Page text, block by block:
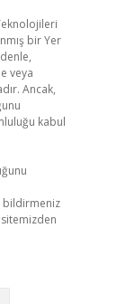
bir Yer
veya
Ancak,
kabul
bildirmeniz